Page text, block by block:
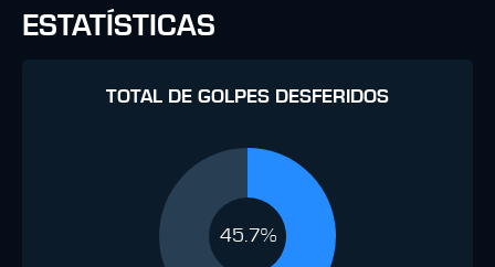
ESTATÍSTICAS
TOTAL DE GOLPES DESFERIDOS
45.7%